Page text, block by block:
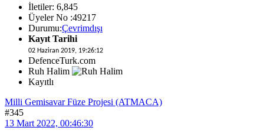
İletiler: 6,845
Üyeler No :49217
Durumu:Çevrimdışı
Kayıt Tarihi
02 Haziran 2019, 19:26:12
DefenceTurk.com
Ruh Halim
Kayıtlı
Milli Gemisavar Füze Projesi (ATMACA)
#345
13 Mart 2022, 00:46:30